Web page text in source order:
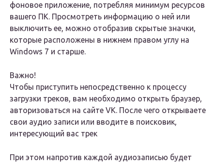
фоновое приложение, потребляя минимум ресурсов
вашего ПК. Просмотреть информацию о ней или
выключить ее, можно отобразив скрытые значки,
которые расположены в нижнем правом углу на
Windows 7 и старше.
Важно!
Чтобы приступить непосредственно к процессу
загрузки треков, вам необходимо открыть браузер,
авторизоваться на сайте VK. После чего открываете
свои аудио записи или вводите в поисковик,
интересующий вас трек
При этом напротив каждой аудиозаписью будет